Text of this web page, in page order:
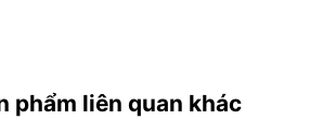
phẩm liên quan khác